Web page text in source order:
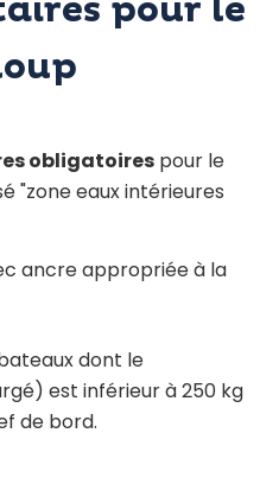
pour le
obligatoires pour le
"zone eaux intérieures
ancre appropriée à la
dont le
est inférieur à 250 kg
de bord.